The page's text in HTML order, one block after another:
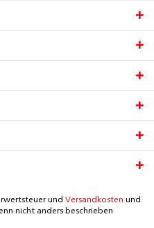
und Versandkosten und
nicht anders beschrieben